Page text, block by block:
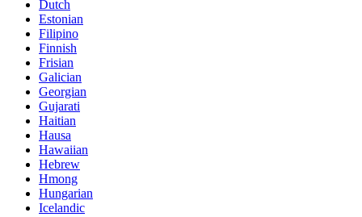
Dutch
Estonian
Filipino
Finnish
Frisian
Galician
Georgian
Gujarati
Haitian
Hausa
Hawaiian
Hebrew
Hmong
Hungarian
Icelandic